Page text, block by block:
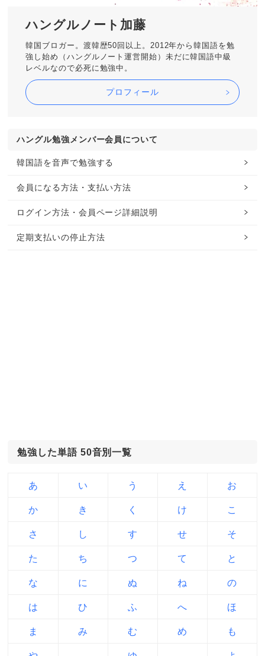
ハングルノート加藤
韓国ブロガー。渡韓歴50回以上。2012年から韓国語を勉
強し始め（ハングルノート運営開始）未だに韓国語中級
レベルなので必死に勉強中。
プロフィール
ハングル勉強メンバー会員について
韓国語を音声で勉強する
会員になる方法・支払い方法
ログイン方法・会員ページ詳細説明
定期支払いの停止方法
勉強した単語 50音別一覧
あ い う え お
か き く け こ
さ し す せ そ
た ち つ て と
な に ぬ ね の
は ひ ふ へ ほ
ま み む め も